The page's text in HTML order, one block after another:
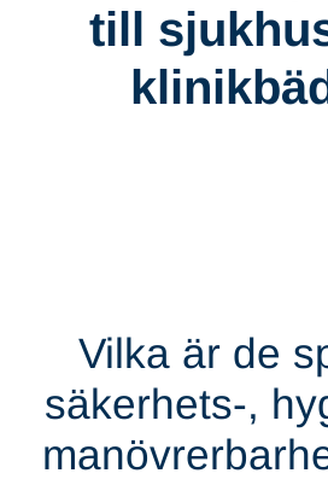
till
Vilka är de
säkerhets-,